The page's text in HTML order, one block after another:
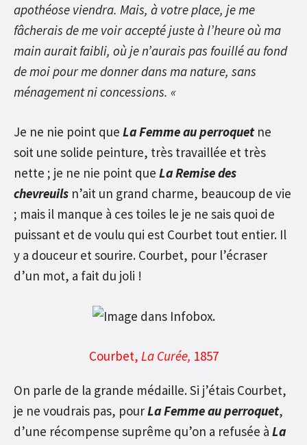
apothéose viendra. Mais, à votre place, je me
fâcherais de me voir accepté juste à l’heure où ma
main aurait faibli, où je n’aurais pas fouillé au fond
de moi pour me donner dans ma nature, sans
ménagement ni concessions. «
Je ne nie point que La Femme au perroquet ne
soit une solide peinture, très travaillée et très
nette ; je ne nie point que La Remise des
chevreuils n’ait un grand charme, beaucoup de vie
; mais il manque à ces toiles le je ne sais quoi de
puissant et de voulu qui est Courbet tout entier. Il
y a douceur et sourire. Courbet, pour l’écraser
d’un mot, a fait du joli !
Courbet, La Curée, 1857
On parle de la grande médaille. Si j’étais Courbet,
je ne voudrais pas, pourLa Femme au perroquet,
d’une récompense suprême qu’on a refusée à La